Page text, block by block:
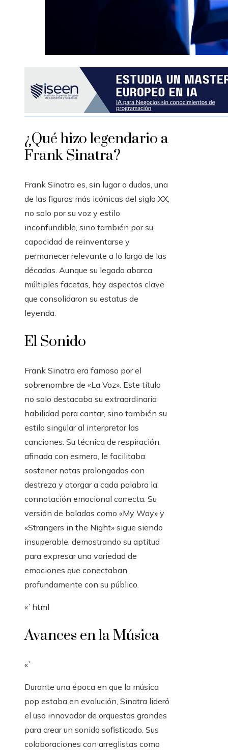
¿Qué hizo legendario a
Frank Sinatra?
Frank Sinatra es, sin lugar a dudas, una
de las figuras más icónicas del siglo XX,
no solo por su voz y estilo
inconfundible, sino también por su
capacidad de reinventarse y
permanecer relevante a lo largo de las
décadas. Aunque su legado abarca
múltiples facetas, hay aspectos clave
que consolidaron su estatus de
leyenda.
El Sonido
Frank Sinatra era famoso por el
sobrenombre de «La Voz». Este título
no solo destacaba su extraordinaria
habilidad para cantar, sino también su
estilo singular al interpretar las
canciones. Su técnica de respiración,
afinada con esmero, le facilitaba
sostener notas prolongadas con
destreza y otorgar a cada palabra la
connotación emocional correcta. Su
versión de baladas como «My Way» y
«Strangers in the Night» sigue siendo
insuperable, demostrando su aptitud
para expresar una variedad de
emociones que conectaban
profundamente con su público.
«`html
Avances en la Música
«`
Durante una época en que la música
pop estaba en evolución, Sinatra lideró
el uso innovador de orquestas grandes
para crear un sonido sofisticado. Sus
colaboraciones con arreglistas como